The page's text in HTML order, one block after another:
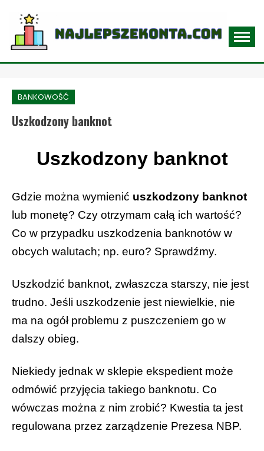
content
NAJLEPSZEKONTA.COM
BANKOWOŚĆ
Uszkodzony banknot
Uszkodzony banknot
Gdzie można wymienić uszkodzony banknot
lub monetę? Czy otrzymam całą ich wartość?
Co w przypadku uszkodzenia banknotów w
obcych walutach; np. euro? Sprawdźmy.
Uszkodzić banknot, zwłaszcza starszy, nie jest
trudno. Jeśli uszkodzenie jest niewielkie, nie
ma na ogół problemu z puszczeniem go w
dalszy obieg.
Niekiedy jednak w sklepie ekspedient może
odmówić przyjęcia takiego banknotu. Co
wówczas można z nim zrobić? Kwestia ta jest
regulowana przez zarządzenie Prezesa NBP.